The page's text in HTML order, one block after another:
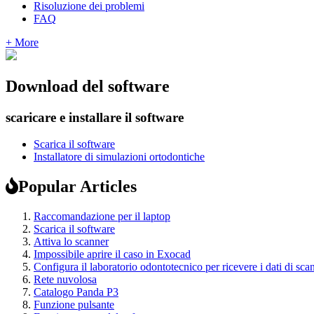
Risoluzione dei problemi
FAQ
+ More
Download del software
scaricare e installare il software
Scarica il software
Installatore di simulazioni ortodontiche
Popular Articles
Raccomandazione per il laptop
Scarica il software
Attiva lo scanner
Impossibile aprire il caso in Exocad
Configura il laboratorio odontotecnico per ricevere i dati di
Rete nuvolosa
Catalogo Panda P3
Funzione pulsante